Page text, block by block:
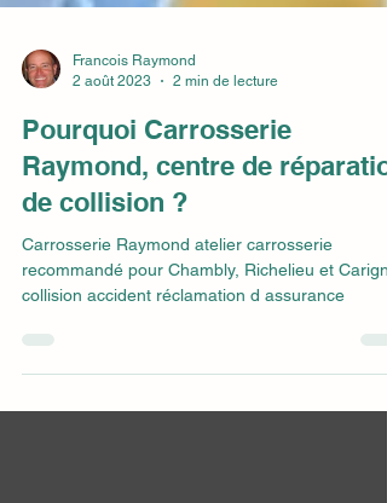
2 août 2023
2 min de lecture
Pourquoi Carrosserie
Raymond, centre de
de collision ?
Carrosserie Raymond atelier carrosserie
collision accident réclamation d assurance